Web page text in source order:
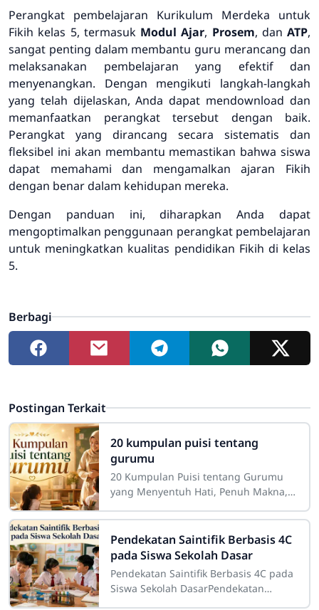
Perangkat pembelajaran Kurikulum Merdeka untuk
Fikih kelas 5, termasuk Modul Ajar, Prosem, dan ATP,
sangat penting dalam membantu guru merancang dan
melaksanakan pembelajaran yang efektif dan
menyenangkan. Dengan mengikuti langkah-langkah
yang telah dijelaskan, Anda dapat mendownload dan
memanfaatkan perangkat tersebut dengan baik.
Perangkat yang dirancang secara sistematis dan
fleksibel ini akan membantu memastikan bahwa siswa
dapat memahami dan mengamalkan ajaran Fikih
dengan benar dalam kehidupan mereka.
Dengan panduan ini, diharapkan Anda dapat
mengoptimalkan penggunaan perangkat pembelajaran
untuk meningkatkan kualitas pendidikan Fikih di kelas
5.
Berbagi
Postingan Terkait
20 kumpulan puisi tentang
gurumu
20 Kumpulan Puisi tentang Gurumu
yang Menyentuh Hati, Penuh Makna,
yang memiliki tempat istimewa dalam
perjalanan
Pendekatan Saintifik Berbasis 4C
pada Siswa Sekolah Dasar
Pendekatan Saintifik Berbasis 4C pada
Siswa Sekolah DasarPendekatan